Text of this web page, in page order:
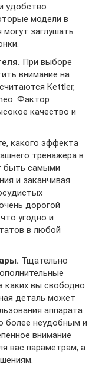
удобство
модели в
заглушать
При выборе
внимание на
Kettler,
Фактор
качество и
какого эффекта
тренажера в
быть самыми
и заканчивая
дорогой
угодно и
в любой
Тщательно
каких вы свободно
деталь может
аппарата
более неудобным и
внимание
вас параметрам, а